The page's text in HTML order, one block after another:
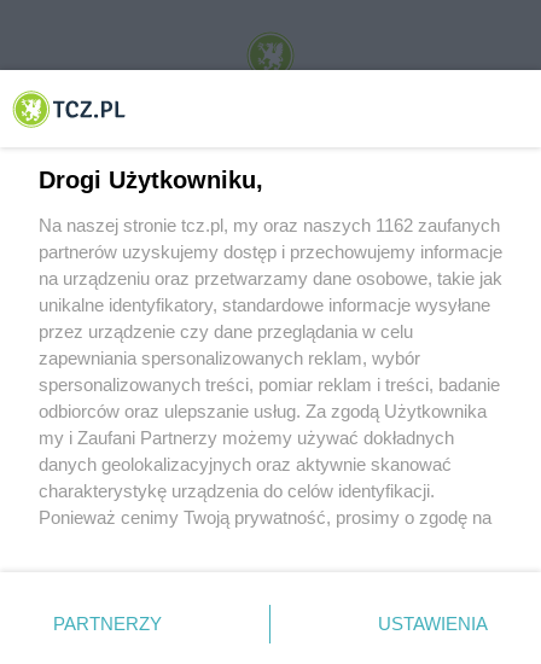
© 2001-2026 Tczew - TCZ.PL Sp. z o.o. Internetowy Serwis Informacyjny Miasta
O FIRMIE POLITYKA PRYWATNOŚCI HOSTING
REKLAMA WSPÓŁPRACA RSS FACEBOOK KONTAKT
Nasze serwisy
Aktualności
Tcz24
Historia miasta
Muzyka i kultura
Archiwum wydarzeń
Zdjęcia miasta
Drogi Użytkowniku,
Na naszej stronie tcz.pl, my oraz naszych 1162 zaufanych
partnerów uzyskujemy dostęp i przechowujemy informacje
na urządzeniu oraz przetwarzamy dane osobowe, takie jak
unikalne identyfikatory, standardowe informacje wysyłane
przez urządzenie czy dane przeglądania w celu
zapewniania spersonalizowanych reklam, wybór
spersonalizowanych treści, pomiar reklam i treści, badanie
odbiorców oraz ulepszanie usług. Za zgodą Użytkownika
my i Zaufani Partnerzy możemy używać dokładnych
danych geolokalizacyjnych oraz aktywnie skanować
charakterystykę urządzenia do celów identyfikacji.
Ponieważ cenimy Twoją prywatność, prosimy o zgodę na
znajdujący się w lewym dolnym rogu strony
. Niektóre
PARTNERZY USTAWIENIA